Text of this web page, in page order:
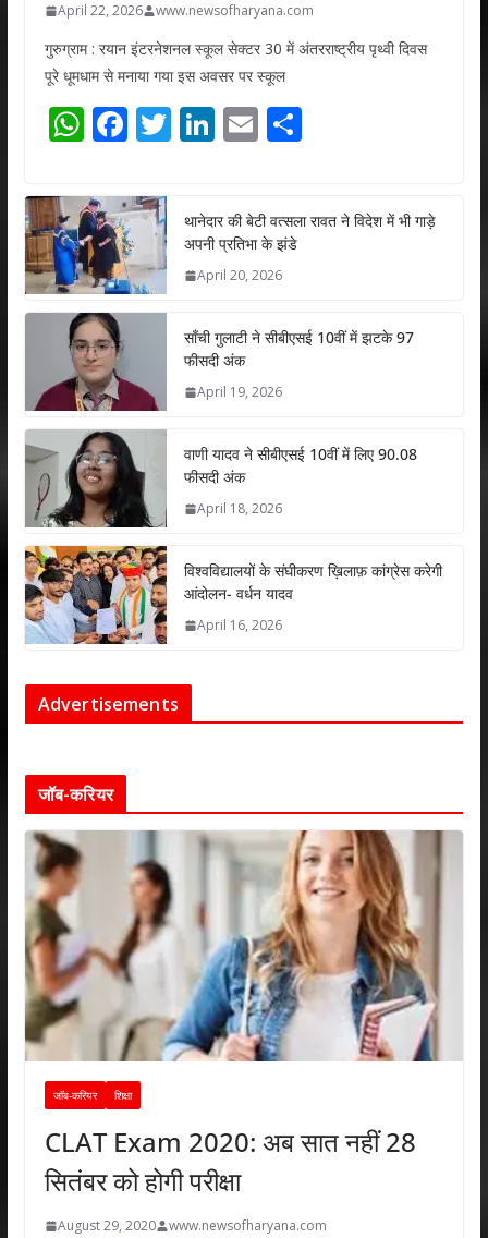
April 22, 2026 www.newsofharyana.com
गुरुग्राम : रयान इंटरनेशनल स्कूल सेक्टर 30 में अंतरराष्ट्रीय पृथ्वी दिवस
पूरे धूमधाम से मनाया गया इस अवसर पर स्कूल
W
at
s
A
p
p
F
e
b
o
o
T
er
Li
e
dI
E
l
S
e
थानेदार की बेटी वत्सला रावत ने विदेश में भी गाड़े
अपनी प्रतिभा के झंडे
April 20, 2026
साँची गुलाटी ने सीबीएसई 10वीं में झटके 97
फीसदी अंक
April 19, 2026
वाणी यादव ने सीबीएसई 10वीं में लिए 90.08
फीसदी अंक
April 18, 2026
विश्वविद्यालयों के संघीकरण ख़िलाफ़ कांग्रेस करेगी
आंदोलन- वर्धन यादव
April 16, 2026
Advertisements
जॉब-करियर
जॉब-करियर शिक्षा
CLAT Exam 2020: अब सात नहीं 28
सितंबर को होगी परीक्षा
August 29, 2020 www.newsofharyana.com